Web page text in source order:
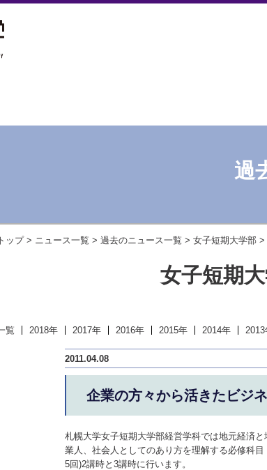
過
ップ> ニュース一覧 > 過去のニュース一覧 > 女子短期大学部 >
女子短期
覧 2018年 2017年 2016年 2015年 2014年 2013
2011.04.08
企業の方々から活きたビジ
札幌大学女子短期大学部経営学科では地元経済
業人、社会人としてのあり方を理解する必修科
5回)2講時と3講時に行います。